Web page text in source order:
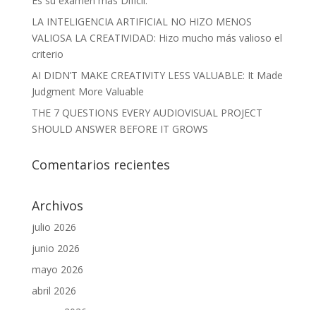
LA INTELIGENCIA ARTIFICIAL NO HIZO MENOS
VALIOSA LA CREATIVIDAD: Hizo mucho más valioso el
criterio
AI DIDN’T MAKE CREATIVITY LESS VALUABLE: It Made
Judgment More Valuable
THE 7 QUESTIONS EVERY AUDIOVISUAL PROJECT
SHOULD ANSWER BEFORE IT GROWS
Comentarios recientes
Archivos
julio 2026
junio 2026
mayo 2026
abril 2026